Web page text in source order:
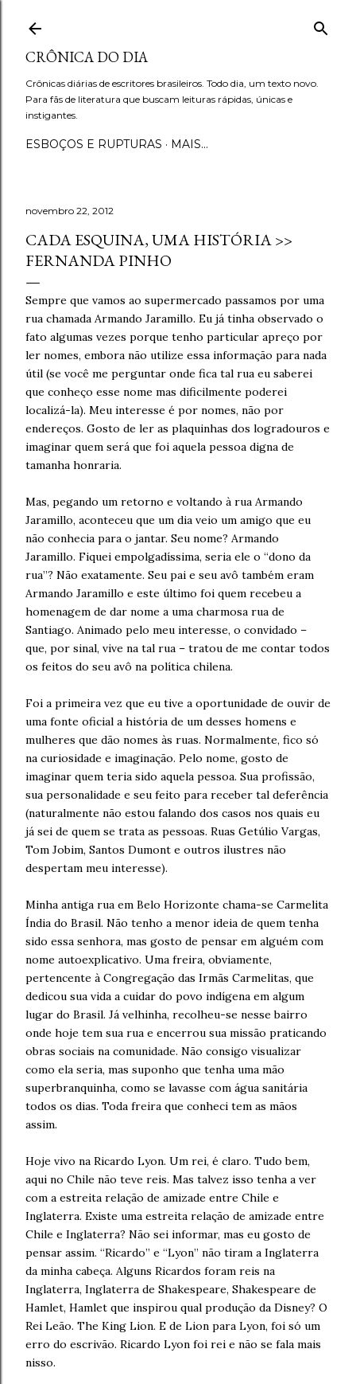
CRÔNICA DO DIA
Crônicas diárias de escritores brasileiros. Todo dia, um texto novo.
Para fãs de literatura que buscam leituras rápidas, únicas e
instigantes.
ESBOÇOS E RUPTURAS MAIS…
novembro 22, 2012
CADA ESQUINA, UMA HISTÓRIA >>
FERNANDA PINHO
Sempre que vamos ao supermercado passamos por uma
rua chamada Armando Jaramillo. Eu já tinha observado o
fato algumas vezes porque tenho particular apreço por
ler nomes, embora não utilize essa informação para nada
útil (se você me perguntar onde fica tal rua eu saberei
que conheço esse nome mas dificilmente poderei
localizá-la). Meu interesse é por nomes, não por
endereços. Gosto de ler as plaquinhas dos logradouros e
imaginar quem será que foi aquela pessoa digna de
tamanha honraria.
Mas, pegando um retorno e voltando à rua Armando
Jaramillo, aconteceu que um dia veio um amigo que eu
não conhecia para o jantar. Seu nome? Armando
Jaramillo. Fiquei empolgadíssima, seria ele o “dono da
rua”? Não exatamente. Seu pai e seu avô também eram
Armando Jaramillo e este último foi quem recebeu a
homenagem de dar nome a uma charmosa rua de
Santiago. Animado pelo meu interesse, o convidado –
que, por sinal, vive na tal rua – tratou de me contar todos
os feitos do seu avô na política chilena.
Foi a primeira vez que eu tive a oportunidade de ouvir de
uma fonte oficial a história de um desses homens e
mulheres que dão nomes às ruas. Normalmente, fico só
na curiosidade e imaginação. Pelo nome, gosto de
imaginar quem teria sido aquela pessoa. Sua profissão,
sua personalidade e seu feito para receber tal deferência
(naturalmente não estou falando dos casos nos quais eu
já sei de quem se trata as pessoas. Ruas Getúlio Vargas,
Tom Jobim, Santos Dumont e outros ilustres não
despertam meu interesse).
Minha antiga rua em Belo Horizonte chama-se Carmelita
Índia do Brasil. Não tenho a menor ideia de quem tenha
sido essa senhora, mas gosto de pensar em alguém com
nome autoexplicativo. Uma freira, obviamente,
pertencente à Congregação das Irmãs Carmelitas, que
dedicou sua vida a cuidar do povo indígena em algum
lugar do Brasil. Já velhinha, recolheu-se nesse bairro
onde hoje tem sua rua e encerrou sua missão praticando
obras sociais na comunidade. Não consigo visualizar
como ela seria, mas suponho que tenha uma mão
superbranquinha, como se lavasse com água sanitária
todos os dias. Toda freira que conheci tem as mãos
assim.
Hoje vivo na Ricardo Lyon. Um rei, é claro. Tudo bem,
aqui no Chile não teve reis. Mas talvez isso tenha a ver
com a estreita relação de amizade entre Chile e
Inglaterra. Existe uma estreita relação de amizade entre
Chile e Inglaterra? Não sei informar, mas eu gosto de
pensar assim. “Ricardo” e “Lyon” não tiram a Inglaterra
da minha cabeça. Alguns Ricardos foram reis na
Inglaterra, Inglaterra de Shakespeare, Shakespeare de
Hamlet, Hamlet que inspirou qual produção da Disney? O
Rei Leão. The King Lion. E de Lion para Lyon, foi só um
erro do escrivão. Ricardo Lyon foi rei e não se fala mais
nisso.